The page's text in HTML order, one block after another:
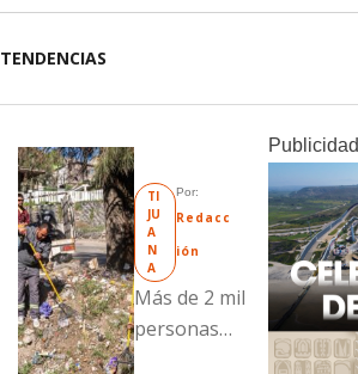
TENDENCIAS
TI
JU
A
N
A
Por:
Redacc
ión
Más de 2 mil
personas
Publicidad